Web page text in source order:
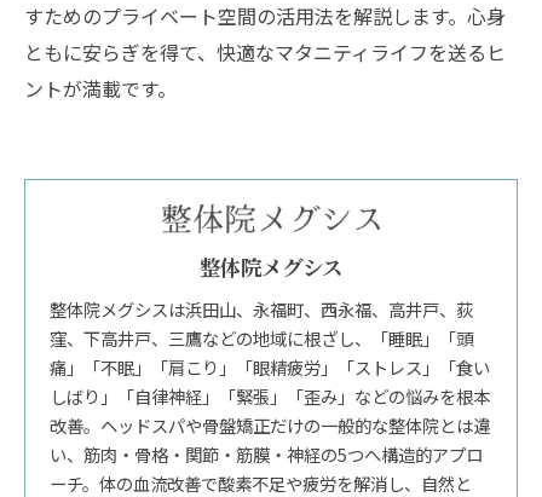
すためのプライベート空間の活用法を解説します。心身
ともに安らぎを得て、快適なマタニティライフを送るヒ
ントが満載です。
整体院メグシス
整体院メグシスは浜田山、永福町、西永福、高井戸、荻
窪、下高井戸、三鷹などの地域に根ざし、「睡眠」「頭
痛」「不眠」「肩こり」「眼精疲労」「ストレス」「食い
しばり」「自律神経」「緊張」「歪み」などの悩みを根本
改善。ヘッドスパや骨盤矯正だけの一般的な整体院とは違
い、筋肉・骨格・関節・筋膜・神経の5つへ構造的アプロ
ーチ。体の血流改善で酸素不足や疲労を解消し、自然と